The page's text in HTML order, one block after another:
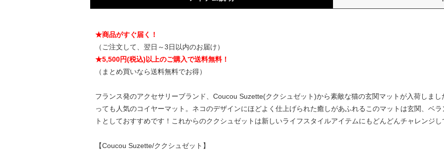
★商品がすぐ届く！
（ご注文して、翌日～3日以内のお届け）
★5,500円(税込)以上のご購入で送料無料！
（まとめ買いなら送料無料でお得）
フランス発のアクセサリーブランド、Coucou Suzette(ククシュゼット)から素敵な猫の玄関マットが入荷しま
っても人気のコイヤーマット。ネコのデザインにほどよく仕上げられた癒しがあふれるこのマットは玄関、ベ
トとしておすすめです！これからのククシュゼットは新しいライフスタイルアイテムにもどんどんチャレンジし
【Coucou Suzette/ククシュゼット】